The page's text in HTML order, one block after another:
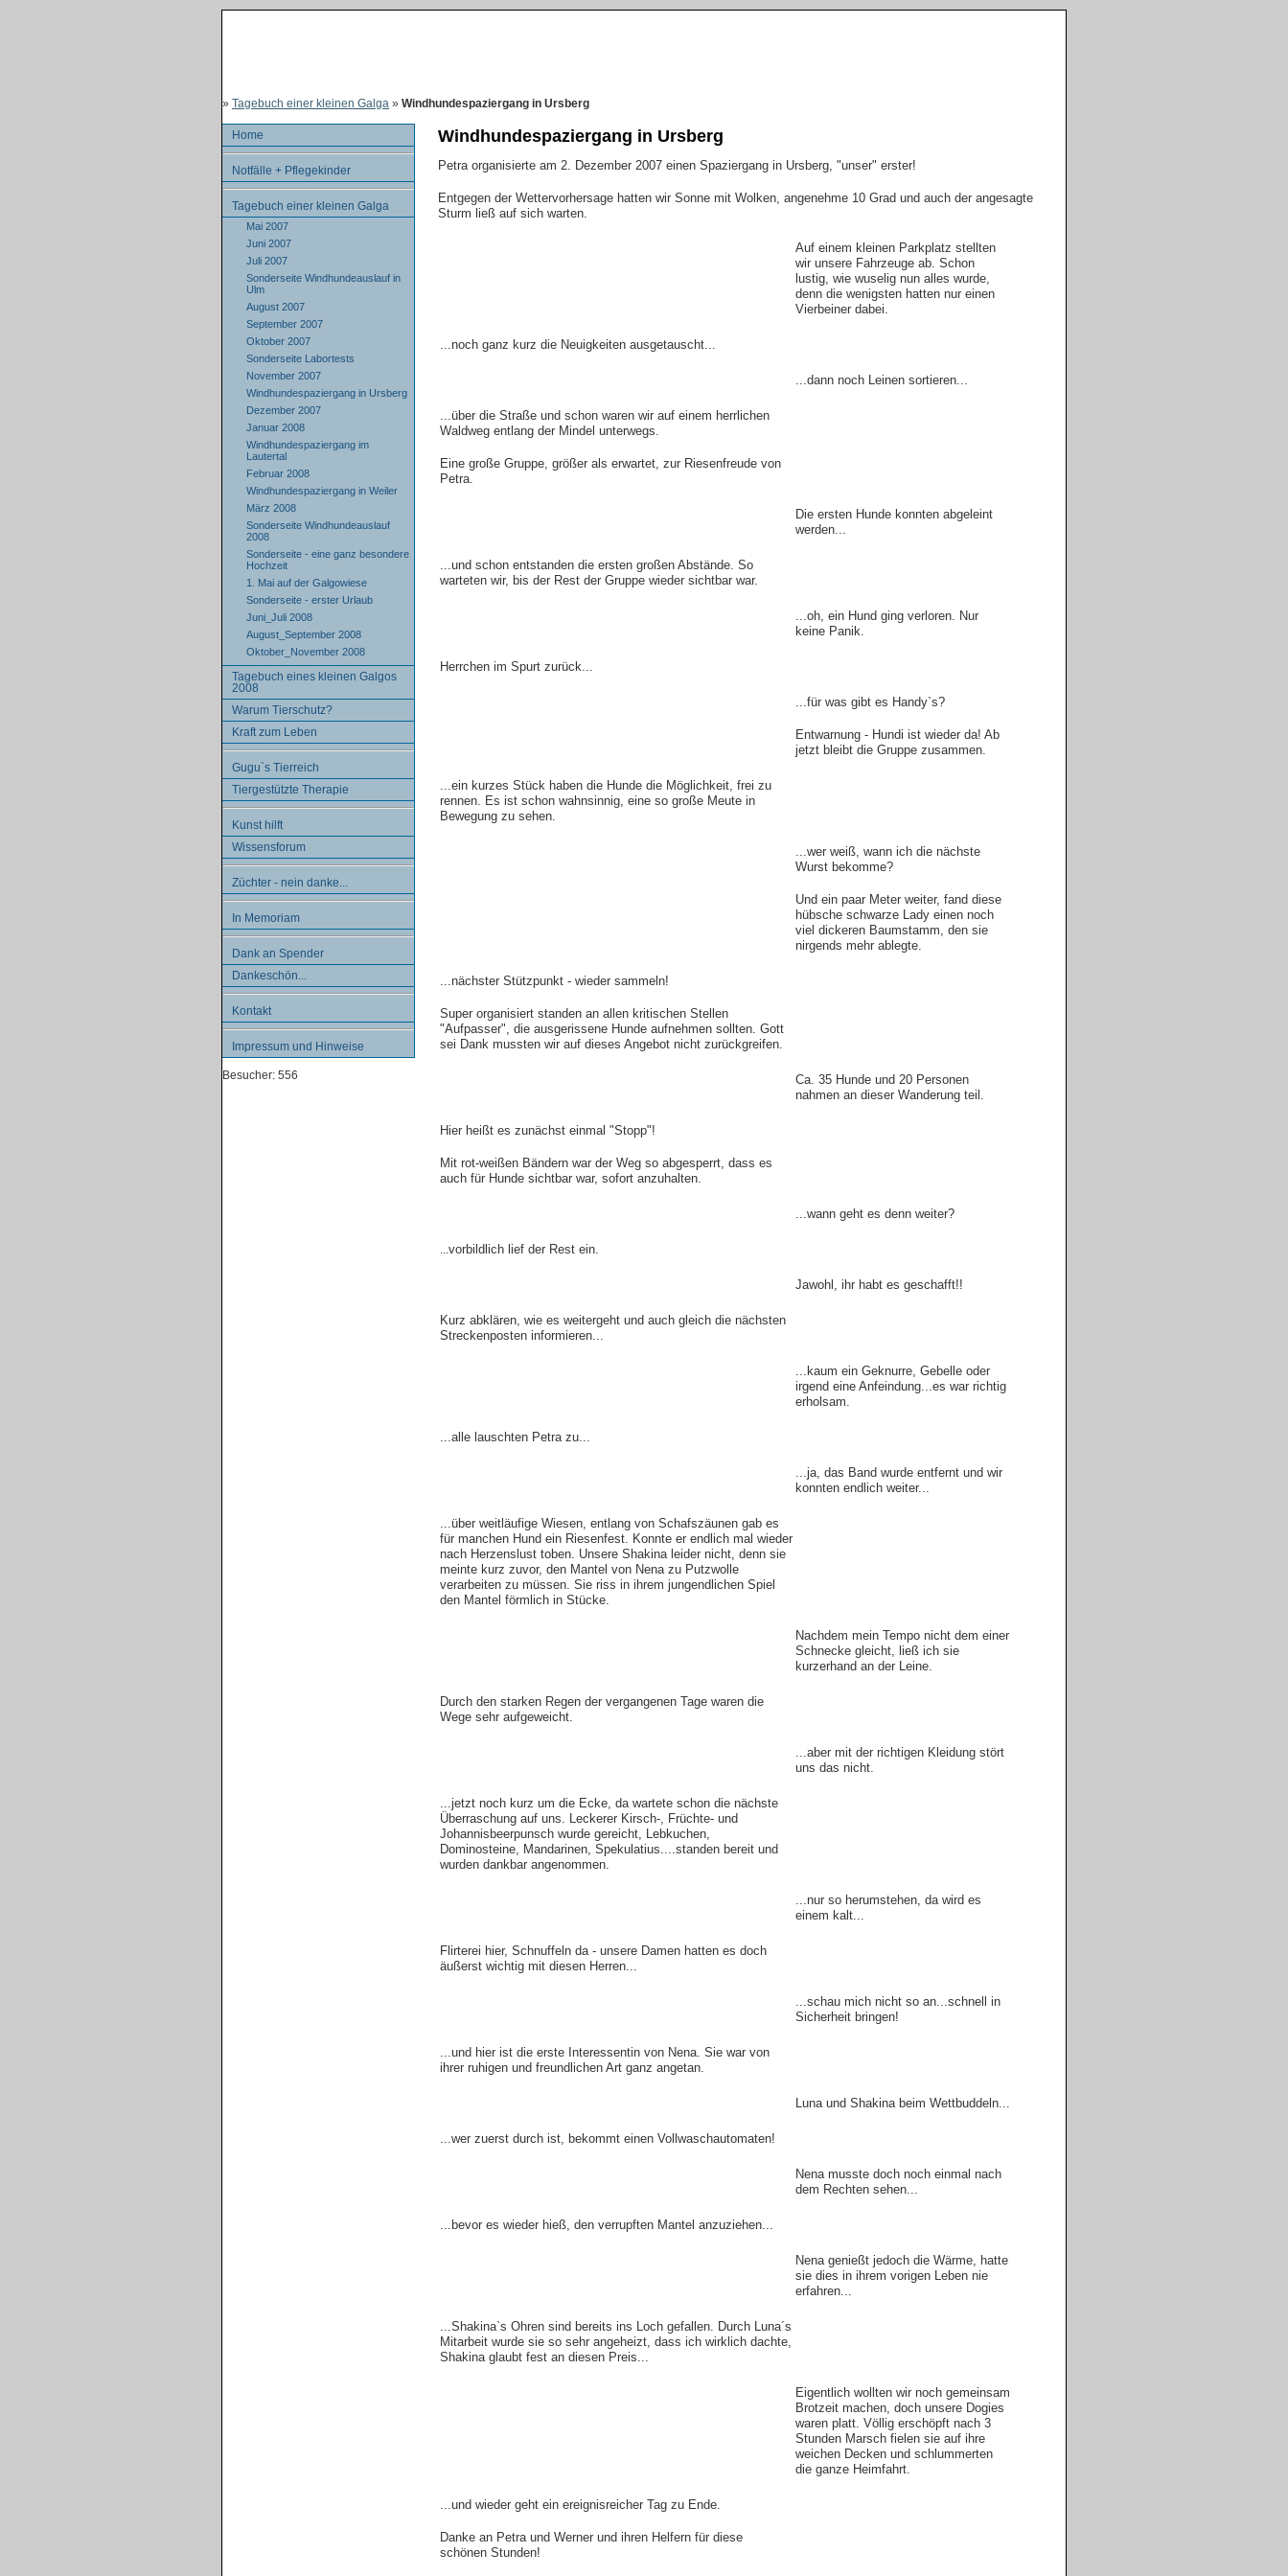
» Tagebuch einer kleinen Galga » Windhundespaziergang in Ursberg
Home
Notfälle + Pflegekinder
Tagebuch einer kleinen Galga
Mai 2007
Juni 2007
Juli 2007
Sonderseite Windhundeauslauf in
Ulm
August 2007
September 2007
Oktober 2007
Sonderseite Labortests
November 2007
Windhundespaziergang in Ursberg
Dezember 2007
Januar 2008
Windhundespaziergang im
Lautertal
Februar 2008
Windhundespaziergang in Weiler
März 2008
Sonderseite Windhundeauslauf
2008
Sonderseite - eine ganz besondere
Hochzeit
1. Mai auf der Galgowiese
Sonderseite - erster Urlaub
Juni_Juli 2008
August_September 2008
Oktober_November 2008
Tagebuch eines kleinen Galgos
2008
Warum Tierschutz?
Kraft zum Leben
Gugu`s Tierreich
Tiergestützte Therapie
Kunst hilft
Wissensforum
Züchter - nein danke...
In Memoriam
Dank an Spender
Dankeschön...
Kontakt
Impressum und Hinweise
Besucher: 556
Windhundespaziergang in Ursberg
Petra organisierte am 2. Dezember 2007 einen Spaziergang in Ursberg, "unser" erster!
Entgegen der Wettervorhersage hatten wir Sonne mit Wolken, angenehme 10 Grad und auch der angesagte
Sturm ließ auf sich warten.
Auf einem kleinen Parkplatz stellten
wir unsere Fahrzeuge ab. Schon
lustig, wie wuselig nun alles wurde,
denn die wenigsten hatten nur einen
Vierbeiner dabei.
...noch ganz kurz die Neuigkeiten ausgetauscht...
...dann noch Leinen sortieren...
...über die Straße und schon waren wir auf einem herrlichen
Waldweg entlang der Mindel unterwegs.
Eine große Gruppe, größer als erwartet, zur Riesenfreude von
Petra.
Die ersten Hunde konnten abgeleint
werden...
...und schon entstanden die ersten großen Abstände. So
warteten wir, bis der Rest der Gruppe wieder sichtbar war.
...oh, ein Hund ging verloren. Nur
keine Panik.
Herrchen im Spurt zurück...
...für was gibt es Handy`s?
Entwarnung - Hundi ist wieder da! Ab
jetzt bleibt die Gruppe zusammen.
...ein kurzes Stück haben die Hunde die Möglichkeit, frei zu
rennen. Es ist schon wahnsinnig, eine so große Meute in
Bewegung zu sehen.
...wer weiß, wann ich die nächste
Wurst bekomme?
Und ein paar Meter weiter, fand diese
hübsche schwarze Lady einen noch
viel dickeren Baumstamm, den sie
nirgends mehr ablegte.
...nächster Stützpunkt - wieder sammeln!
Super organisiert standen an allen kritischen Stellen
"Aufpasser", die ausgerissene Hunde aufnehmen sollten. Gott
sei Dank mussten wir auf dieses Angebot nicht zurückgreifen.
Ca. 35 Hunde und 20 Personen
nahmen an dieser Wanderung teil.
Hier heißt es zunächst einmal "Stopp"!
Mit rot-weißen Bändern war der Weg so abgesperrt, dass es
auch für Hunde sichtbar war, sofort anzuhalten.
...wann geht es denn weiter?
...vorbildlich lief der Rest ein.
Jawohl, ihr habt es geschafft!!
Kurz abklären, wie es weitergeht und auch gleich die nächsten
Streckenposten informieren...
...kaum ein Geknurre, Gebelle oder
irgend eine Anfeindung...es war richtig
erholsam.
...alle lauschten Petra zu...
...ja, das Band wurde entfernt und wir
konnten endlich weiter...
...über weitläufige Wiesen, entlang von Schafszäunen gab es
für manchen Hund ein Riesenfest. Konnte er endlich mal wieder
nach Herzenslust toben. Unsere Shakina leider nicht, denn sie
meinte kurz zuvor, den Mantel von Nena zu Putzwolle
verarbeiten zu müssen. Sie riss in ihrem jungendlichen Spiel
den Mantel förmlich in Stücke.
Nachdem mein Tempo nicht dem einer
Schnecke gleicht, ließ ich sie
kurzerhand an der Leine.
Durch den starken Regen der vergangenen Tage waren die
Wege sehr aufgeweicht.
...aber mit der richtigen Kleidung stört
uns das nicht.
...jetzt noch kurz um die Ecke, da wartete schon die nächste
Überraschung auf uns. Leckerer Kirsch-, Früchte- und
Johannisbeerpunsch wurde gereicht, Lebkuchen,
Dominosteine, Mandarinen, Spekulatius....standen bereit und
wurden dankbar angenommen.
...nur so herumstehen, da wird es
einem kalt...
Flirterei hier, Schnuffeln da - unsere Damen hatten es doch
äußerst wichtig mit diesen Herren...
...schau mich nicht so an...schnell in
Sicherheit bringen!
...und hier ist die erste Interessentin von Nena. Sie war von
ihrer ruhigen und freundlichen Art ganz angetan.
Luna und Shakina beim Wettbuddeln...
...wer zuerst durch ist, bekommt einen Vollwaschautomaten!
Nena musste doch noch einmal nach
dem Rechten sehen...
...bevor es wieder hieß, den verrupften Mantel anzuziehen...
Nena genießt jedoch die Wärme, hatte
sie dies in ihrem vorigen Leben nie
erfahren...
...Shakina`s Ohren sind bereits ins Loch gefallen. Durch Luna´s
Mitarbeit wurde sie so sehr angeheizt, dass ich wirklich dachte,
Shakina glaubt fest an diesen Preis...
Eigentlich wollten wir noch gemeinsam
Brotzeit machen, doch unsere Dogies
waren platt. Völlig erschöpft nach 3
Stunden Marsch fielen sie auf ihre
weichen Decken und schlummerten
die ganze Heimfahrt.
...und wieder geht ein ereignisreicher Tag zu Ende.
Danke an Petra und Werner und ihren Helfern für diese
schönen Stunden!